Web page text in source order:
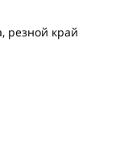
резной край